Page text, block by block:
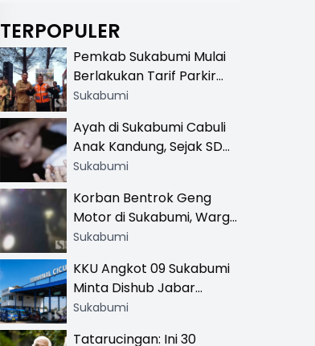
TERPOPULER
Pemkab Sukabumi Mulai
Berlakukan Tarif Parkir
Resmi di 13 Lokasi Wisata,
Khusus
Sukabumi
Ayah di Sukabumi Cabuli
Anak Kandung, Sejak SD
Hingga SMA
Sukabumi
Korban Bentrok Geng
Motor di Sukabumi, Warga
dan Sopir Tangki
Sukabumi
KKU Angkot 09 Sukabumi
Minta Dishub Jabar
Tertibkan Trayek Ciawi-
Sukabumi
Tatarucingan: Ini 30